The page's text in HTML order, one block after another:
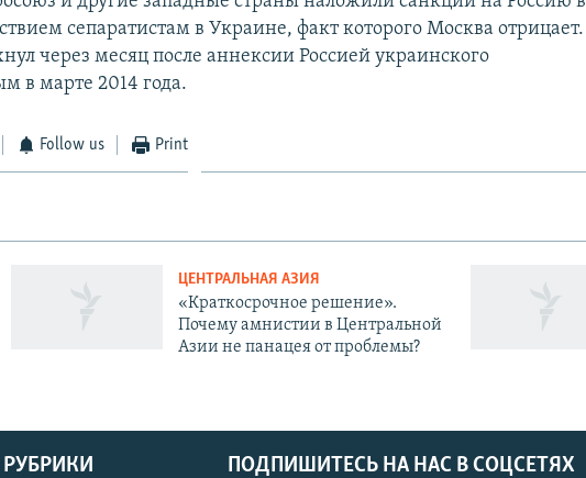
сепаратистам в Украине, факт которого Москва отрицает.
через месяц после аннексии Россией украинского
в марте 2014 года.
Follow us Print
ЦЕНТРАЛЬНАЯ АЗИЯ
«Краткосрочное решение».
Почему амнистии в Центральной
Азии не панацея от проблемы?
ПОДПИШИТЕСЬ НА НАС В СОЦСЕТЯХ